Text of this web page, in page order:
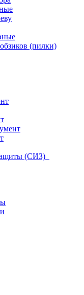
(пилки)
(СИЗ)